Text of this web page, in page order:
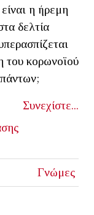
η ήρεμη
δελτία
του κορωνοϊού
Συνεχίστε...
Γνώμες